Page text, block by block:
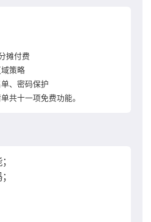
摊付费
策略
、密码保护
共十一项免费功能。